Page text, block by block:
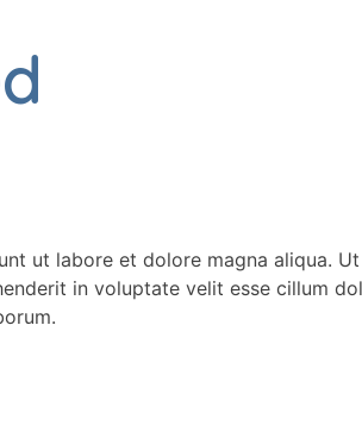
ut labore et dolore magna aliqua.
in voluptate velit esse cillum